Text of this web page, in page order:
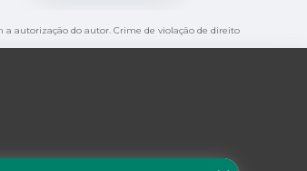
a autorização do autor. Crime de violação de direito